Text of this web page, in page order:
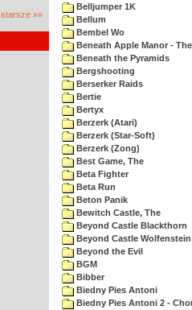
starsze »»
Belljumper 1K
Bellum
Bembel Wo
Beneath Apple Manor -
Beneath the Pyramids
Bergshooting
Berserker Raids
Bertie
Bertyx
Berzerk (Atari)
Berzerk (Star-Soft)
Berzerk (Zong)
Best Game, The
Beta Fighter
Beta Run
Beton Panik
Bewitch Castle, The
Beyond Castle Blackthorn
Beyond Castle Wolfenstein
Beyond the Evil
BGM
Bibber
Biedny Pies Antoni
Biedny Pies Antoni 2 -